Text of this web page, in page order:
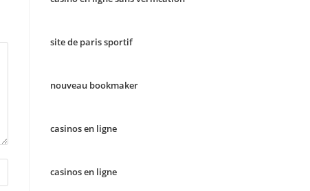
site de paris sportif
nouveau bookmaker
casinos en ligne
casinos en ligne